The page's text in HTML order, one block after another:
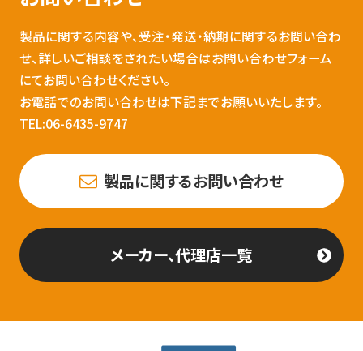
製品に関する内容や、受注・発送・納期に関するお問い合わ
せ、詳しいご相談をされたい場合はお問い合わせフォーム
にてお問い合わせください。
お電話でのお問い合わせは下記までお願いいたします。
TEL:06-6435-9747
製品に関するお問い合わせ
メーカー、代理店一覧